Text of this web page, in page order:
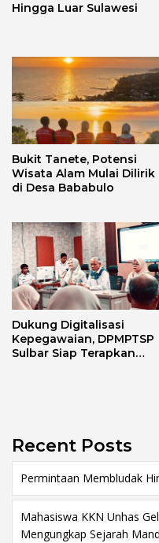
Hingga Luar Sulawesi
Bukit Tanete, Potensi
Wisata Alam Mulai Dilirik
di Desa Bababulo
Dukung Digitalisasi
Kepegawaian, DPMPTSP
Sulbar Siap Terapkan
Recent Posts
Permintaan Membludak
Mahasiswa KKN Unhas
Mengungkap Sejarah